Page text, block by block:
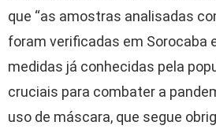
que “as amostras analisadas
foram verificadas em Sorocaba
medidas já conhecidas pela
cruciais para combater a
uso de máscara, que segue